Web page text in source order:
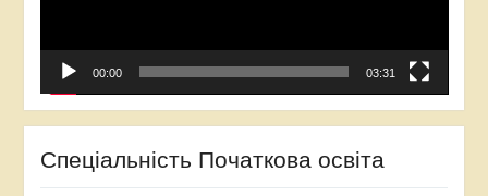
00:00 03:31
Спеціальність Початкова освіта